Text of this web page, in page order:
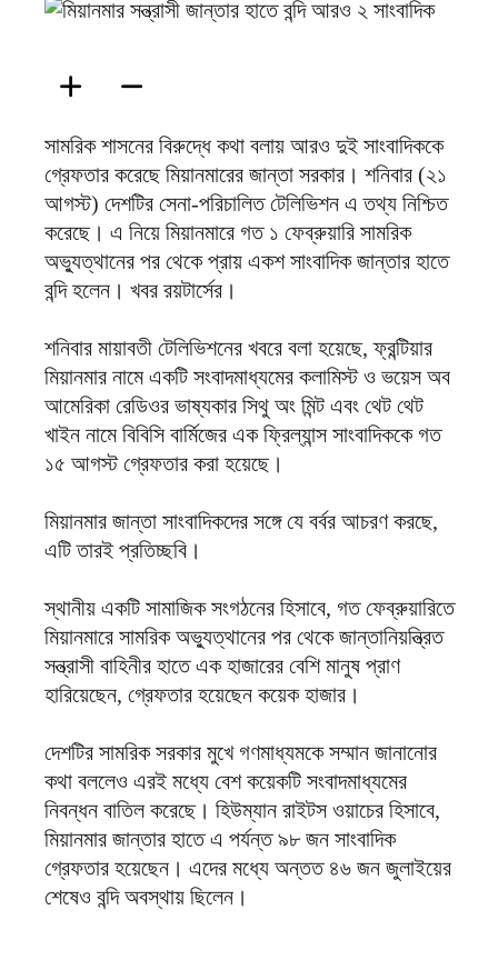
ফিরদাউস
সামরিক শাসনের বিরুদ্ধে কথা বলায় আরও দুই সাংবাদিককে
গ্রেফতার করেছে মিয়ানমারের জান্তা সরকার। শনিবার (২১
আগস্ট) দেশটির সেনা-পরিচালিত টেলিভিশন এ তথ্য নিশ্চিত
করেছে। এ নিয়ে মিয়ানমারে গত ১ ফেব্রুয়ারি সামরিক
অভ্যুত্থানের পর থেকে প্রায় একশ সাংবাদিক জান্তার হাতে
বন্দি হলেন। খবর রয়টার্সের।
শনিবার মায়াবতী টেলিভিশনের খবরে বলা হয়েছে, ফ্রন্টিয়ার
মিয়ানমার নামে একটি সংবাদমাধ্যমের কলামিস্ট ও ভয়েস অব
আমেরিকা রেডিওর ভাষ্যকার সিথু অং মিন্ট এবং থেট থেট
খাইন নামে বিবিসি বার্মিজের এক ফ্রিল্যান্স সাংবাদিককে গত
১৫ আগস্ট গ্রেফতার করা হয়েছে।
মিয়ানমার জান্তা সাংবাদিকদের সঙ্গে যে বর্বর আচরণ করছে,
এটি তারই প্রতিচ্ছবি।
স্থানীয় একটি সামাজিক সংগঠনের হিসাবে, গত ফেব্রুয়ারিতে
মিয়ানমারে সামরিক অভ্যুত্থানের পর থেকে জান্তানিয়ন্ত্রিত
সন্ত্রাসী বাহিনীর হাতে এক হাজারের বেশি মানুষ প্রাণ
হারিয়েছেন, গ্রেফতার হয়েছেন কয়েক হাজার।
দেশটির সামরিক সরকার মুখে গণমাধ্যমকে সম্মান জানানোর
কথা বললেও এরই মধ্যে বেশ কয়েকটি সংবাদমাধ্যমের
নিবন্ধন বাতিল করেছে। হিউম্যান রাইটস ওয়াচের হিসাবে,
মিয়ানমার জান্তার হাতে এ পর্যন্ত ৯৮ জন সাংবাদিক
গ্রেফতার হয়েছেন। এদের মধ্যে অন্তত ৪৬ জন জুলাইয়ের
শেষেও বন্দি অবস্থায় ছিলেন।